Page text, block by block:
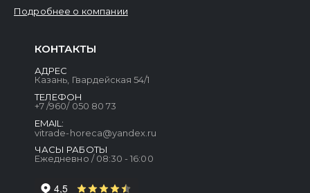
Подробнее о компании
КОНТАКТЫ
АДРЕС
Казань, Гвардейская 54/1
ТЕЛЕФОН
+7 /960/ 050 80 73
EMAIL:
vitrade-horeca@yandex.ru
ЧАСЫ РАБОТЫ
Ежедневно / 08:30 - 16:00